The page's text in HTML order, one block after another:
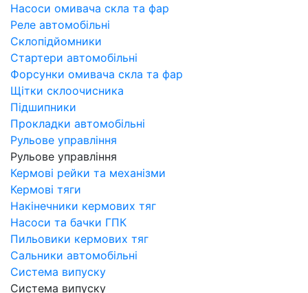
Насоси омивача скла та фар
Реле автомобільні
Склопідйомники
Стартери автомобільні
Форсунки омивача скла та фар
Щітки склоочисника
Підшипники
Прокладки автомобільні
Рульове управління
Рульове управління
Кермові рейки та механізми
Кермові тяги
Накінечники кермових тяг
Насоси та бачки ГПК
Пильовики кермових тяг
Сальники автомобільні
Система випуску
Система випуску